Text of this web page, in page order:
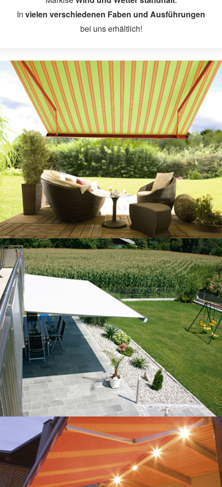
Sonnenschutz
Aussenjalousien
Innenjalousien
Raffstore
Rollos
Faltstore
Vertikaljalousien
Flächenvorhänge
Markisen
Gelenkarmmarkisen
Wintergartenmarkisen
Seitenwandmarkisen
Senkrechtmarkisen
Insektenschutz
Innentüren
Garagentore
Garagentore von Novoferm
Garagentore von Normstahl
Böden
In vielen verschiedenen Faben und Ausführungen
bei uns erhältlich!